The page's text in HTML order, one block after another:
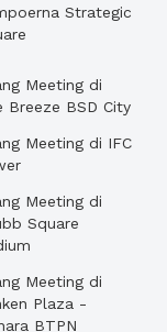
Strategic
Meeting di
Breeze BSD City
Meeting di IFC
Meeting di
Square
Meeting di
Plaza -
BTPN